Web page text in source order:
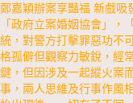
鄭嘉穎辦案享豔福 新戲吸
「政府立案婚姻協會」，
統，對警方打擊罪惡功不
格孤僻但觀察力敏銳，經
鍵，但因涉及一起縱火案
事，兩人思維及行事作風